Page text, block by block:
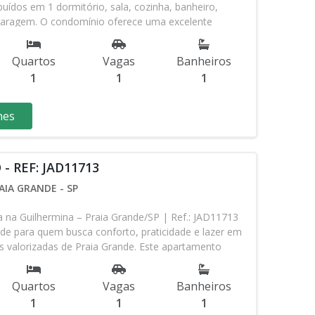
em 1 dormitório, sala, cozinha, banheiro,
O condomínio oferece uma excelente
piscina, salão de jogos, salão de festas, quadra,
e churrasqueira, proporcionando conforto e
família. Localizado em um dos bairros mais
o imóvel é uma ótima opção tanto para
Aceita financiamento bancário. REF.: JAD11731 *Os
podem ser alterados sem prévio aviso. Favor
0025
Quartos
1
Vagas
1
Banheiros
1
REF: JAD11713
GRANDE - SP
Guilhermina – Praia Grande/SP | Ref.: JAD11713
para quem busca conforto, praticidade e lazer em
valorizadas de Praia Grande. Este apartamento
área útil, distribuídos em 1 dormitório, sala ampla,
lavabo, sacada e 1 vaga de garagem. O
excelente infraestrutura de lazer para toda a
salão de jogos, salão de festas, espaço kids e
Quartos
1
Vagas
1
Banheiros
1